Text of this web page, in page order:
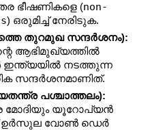
ഭീഷണികളെ (non-
) ഒരുമിച്ച് നേരിടുക.
തുറമുഖ സന്ദർശനം):
ആഭിമുഖ്യത്തിൽ
ഇന്ത്യയിൽ നടത്തുന്ന
സന്ദർശനമാണിത്.
പശ്ചാത്തലം):
മോദിയും യൂറോപ്യൻ
ഉർസുല വോൺ ഡെർ